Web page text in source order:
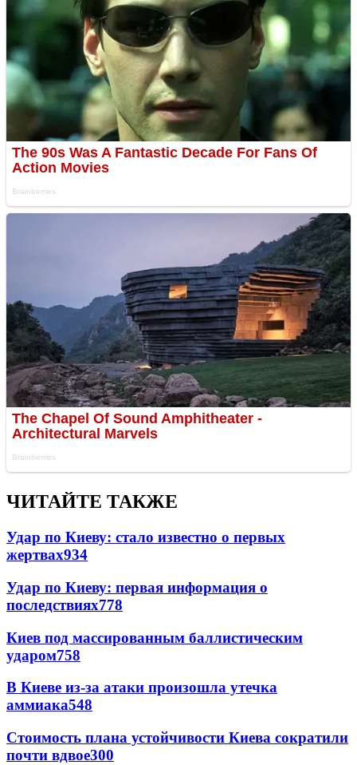
ЧИТАЙТЕ ТАКЖЕ
Удар по Киеву: стало известно о первых
жертвах934
Удар по Киеву: первая информация о
последствиях778
Киев под массированным баллистическим
ударом758
В Киеве из-за атаки произошла утечка
аммиака548
Стоимость плана устойчивости Киева сократили
почти вдвое300